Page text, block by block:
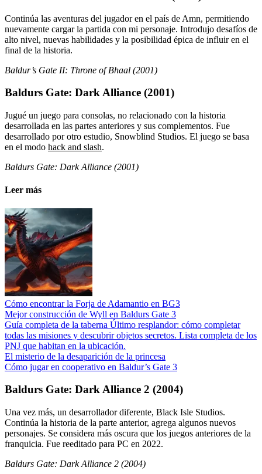
Continúa las aventuras del jugador en el país de Amn, permitiendo
nuevamente cargar la partida con mi personaje. Introdujo desafíos de
alto nivel, nuevas habilidades y la posibilidad épica de influir en el
final de la historia.
Baldur’s Gate II: Throne of Bhaal (2001)
Baldurs Gate: Dark Alliance (2001)
Jugué un juego para consolas, no relacionado con la historia
desarrollada en las partes anteriores y sus complementos. Fue
desarrollado por otro estudio, Snowblind Studios. El juego se basa
en el modo hack and slash.
Baldurs Gate: Dark Alliance (2001)
Leer más
Cómo encontrar la Forja de Adamantio en BG3
Mejor construcción de Wyll en Baldurs Gate 3
Guía completa de la taberna Último resplandor: cómo completar
todas las misiones y descubrir objetos secretos. Lista completa de los
PNJ que habitan en la ubicación.
El misterio de la desaparición de la princesa
Cómo jugar en cooperativo en Baldur’s Gate 3
Baldurs Gate: Dark Alliance 2 (2004)
Una vez más, un desarrollador diferente, Black Isle Studios.
Continúa la historia de la parte anterior, agrega algunos nuevos
personajes. Se considera más oscura que los juegos anteriores de la
franquicia. Fue reeditado para PC en 2022.
Baldurs Gate: Dark Alliance 2 (2004)